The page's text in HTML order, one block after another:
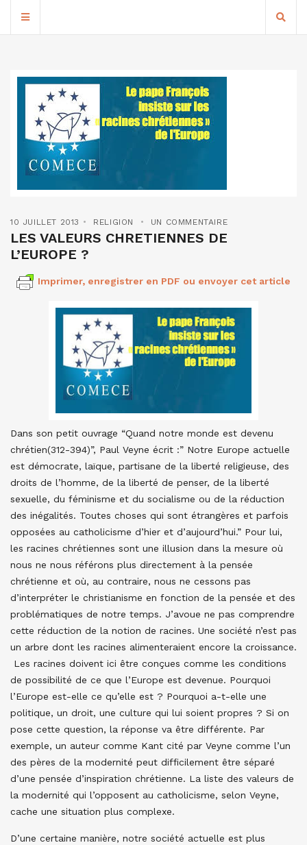
10 JUILLET 2013 RELIGION UN COMMENTAIRE
LES VALEURS CHRETIENNES DE
L’EUROPE ?
Imprimer, enregistrer en PDF ou envoyer cet article
Dans son petit ouvrage “Quand notre monde est devenu
chrétien(312-394)”, Paul Veyne écrit :” Notre Europe actuelle
est démocrate, laïque, partisane de la liberté religieuse, des
droits de l’homme, de la liberté de penser, de la liberté
sexuelle, du féminisme et du socialisme ou de la réduction
des inégalités. Toutes choses qui sont étrangères et parfois
opposées au catholicisme d’hier et d’aujourd’hui.” Pour lui,
les racines chrétiennes sont une illusion dans la mesure où
nous ne nous référons plus directement à la pensée
chrétienne et où, au contraire, nous ne cessons pas
d’interpréter le christianisme en fonction de la pensée et des
problématiques de notre temps. J’avoue ne pas comprendre
cette réduction de la notion de racines. Une société n’est pas
un arbre dont les racines alimenteraient encore la croissance.
Les racines doivent ici être conçues comme les conditions
de possibilité de ce que l’Europe est devenue. Pourquoi
l’Europe est-elle ce qu’elle est ? Pourquoi a-t-elle une
politique, un droit, une culture qui lui soient propres ? Si on
pose cette question, la réponse va être différente. Par
exemple, un auteur comme Kant cité par Veyne comme l’un
des pères de la modernité peut difficilement être séparé
d’une pensée d’inspiration chrétienne. La liste des valeurs de
la modernité qui l’opposent au catholicisme, selon Veyne,
cache une situation plus complexe.
D’une certaine manière, notre société actuelle est plus